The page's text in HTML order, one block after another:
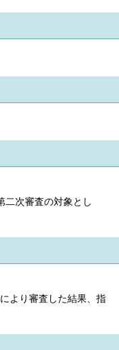
二次審査の対象とし
より審査した結果、指